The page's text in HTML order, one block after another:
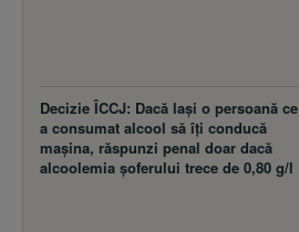
Decizie ÎCCJ: Dacă laşi o persoană ce
a consumat alcool să îţi conducă
maşina, răspunzi penal doar dacă
alcoolemia şoferului trece de 0,80 g/l